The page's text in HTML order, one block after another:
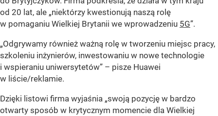
od 20 lat, ale „niektórzy kwestionują naszą rolę
w pomaganiu Wielkiej Brytanii we wprowadzeniu 5G”.
„Odgrywamy również ważną rolę w tworzeniu miejsc pracy,
szkoleniu inżynierów, inwestowaniu w nowe technologie
i wspieraniu uniwersytetów” – pisze Huawei
w liście/reklamie.
Dzięki listowi firma wyjaśnia „swoją pozycję w bardzo
otwarty sposób w krytycznym momencie dla Wielkiej